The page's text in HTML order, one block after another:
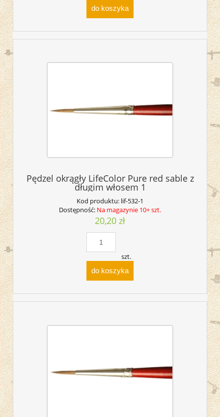
do koszyka
Pędzel okrągły LifeColor Pure red sable z
długim włosem 1
Kod produktu: lif-532-1
Dostępność: Na magazynie 10+ szt.
20,20 zł
szt.
do koszyka